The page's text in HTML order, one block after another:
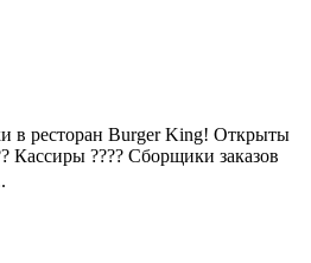
в ресторан Burger King! Открыты
Кассиры ???? Сборщики заказов